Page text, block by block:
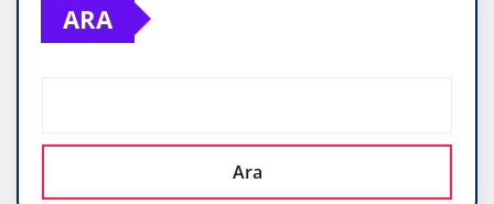
ARA
Ara